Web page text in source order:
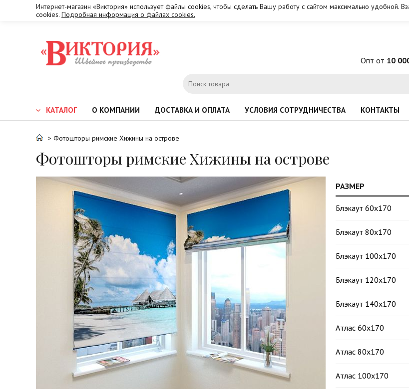
Интернет-магазин «Виктория» использует файлы cookies, чтобы сделать Вашу работу с сайтом максимально удобной.
cookies. Подробная информация о файлах cookies.
Опт от 10
КАТАЛОГ О КОМПАНИИ ДОСТАВКА И ОПЛАТА УСЛОВИЯ СОТРУДНИЧЕСТВА КОНТАКТЫ
> Фотошторы римские Хижины на острове
Фотошторы римские Хижины на острове
РАЗМЕР
Блэкаут 60х170
Блэкаут 80х170
Блэкаут 100х170
Блэкаут 120х170
Блэкаут 140х170
Атлас 60х170
Атлас 80х170
Атлас 100х170